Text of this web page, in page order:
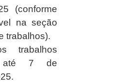
(conforme
na seção
trabalhos).
trabalhos
7 de